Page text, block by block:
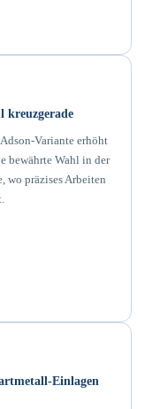
kreuzgerade
Variante erhöht
bewährte Wahl in der
wo präzises Arbeiten
Einlagen